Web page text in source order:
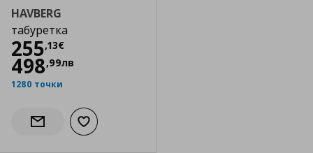
HAVBERG
табуретка
255,13€
Цена
498,99лв
1280 точки
Информирай ме за наличност
Добави към списъка с любими